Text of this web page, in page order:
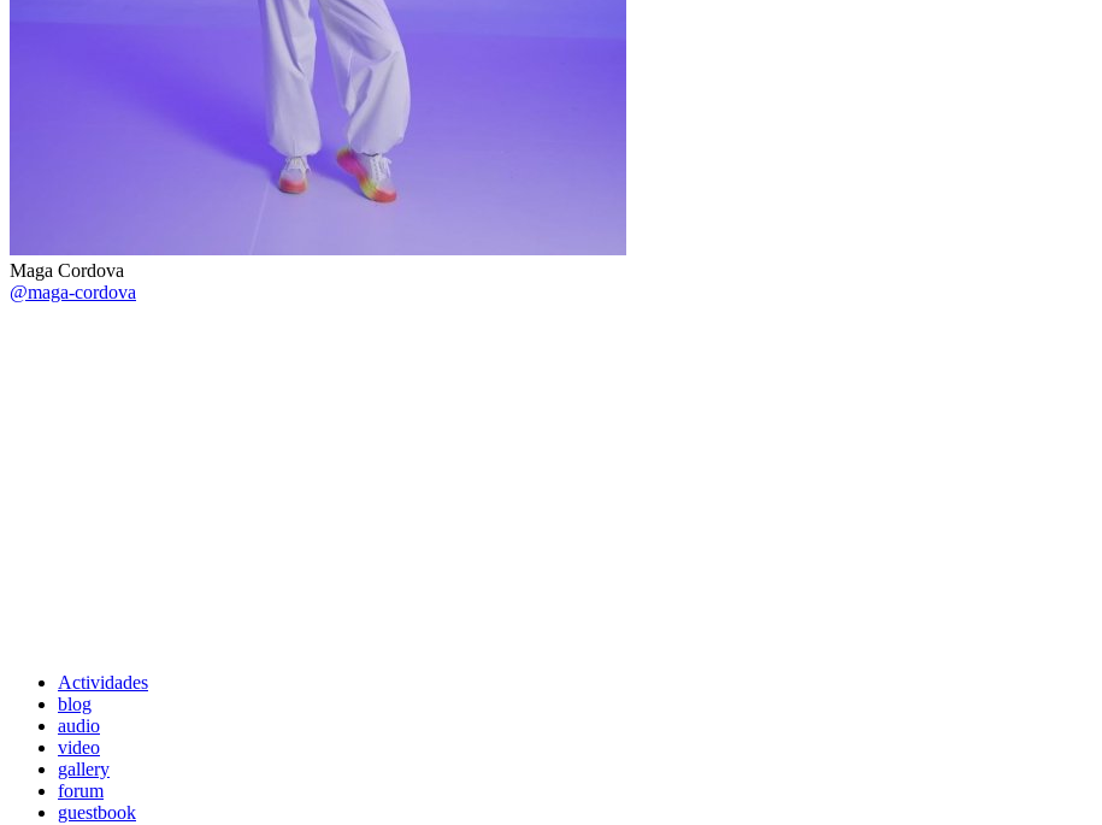
Maga Cordova
@maga-cordova
Actividades
blog
audio
video
gallery
forum
guestbook